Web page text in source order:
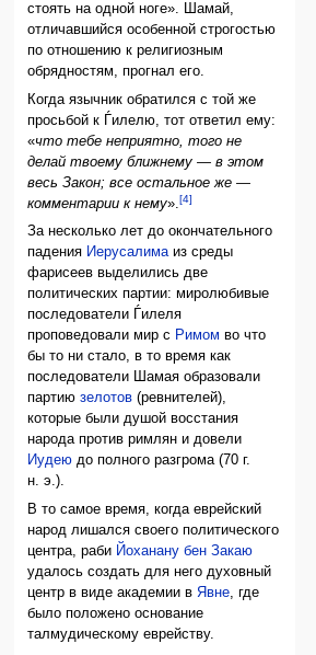
стоять на одной ноге». Шамай,
отличавшийся особенной строгостью
по отношению к религиозным
обрядностям, прогнал его.
Когда язычник обратился с той же
просьбой к Ѓилелю, тот ответил ему:
«что тебе неприятно, того не
делай твоему ближнему — в этом
весь Закон; все остальное же —
комментарии к нему».[4]
За несколько лет до окончательного
падения Иерусалимаиз среды
фарисеев выделились две
политических партии: миролюбивые
последователи Ѓилеля
проповедовали мир с Римом во что
бы то ни стало, в то время как
последователи Шамая образовали
партиюзелотов (ревнителей),
которые были душой восстания
народа против римлян и довели
Иудею до полного разгрома (70 г.
н. э.).
В то самое время, когда еврейский
народ лишался своего политического
центра, раби Йоханану бен Закаю
удалось создать для него духовный
центр в виде академии в Явне , где
было положено основание
талмудическому еврейству.